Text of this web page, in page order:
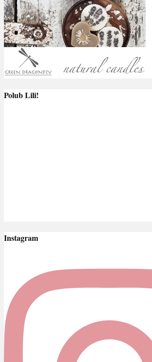
Polub Lili!
Instagram